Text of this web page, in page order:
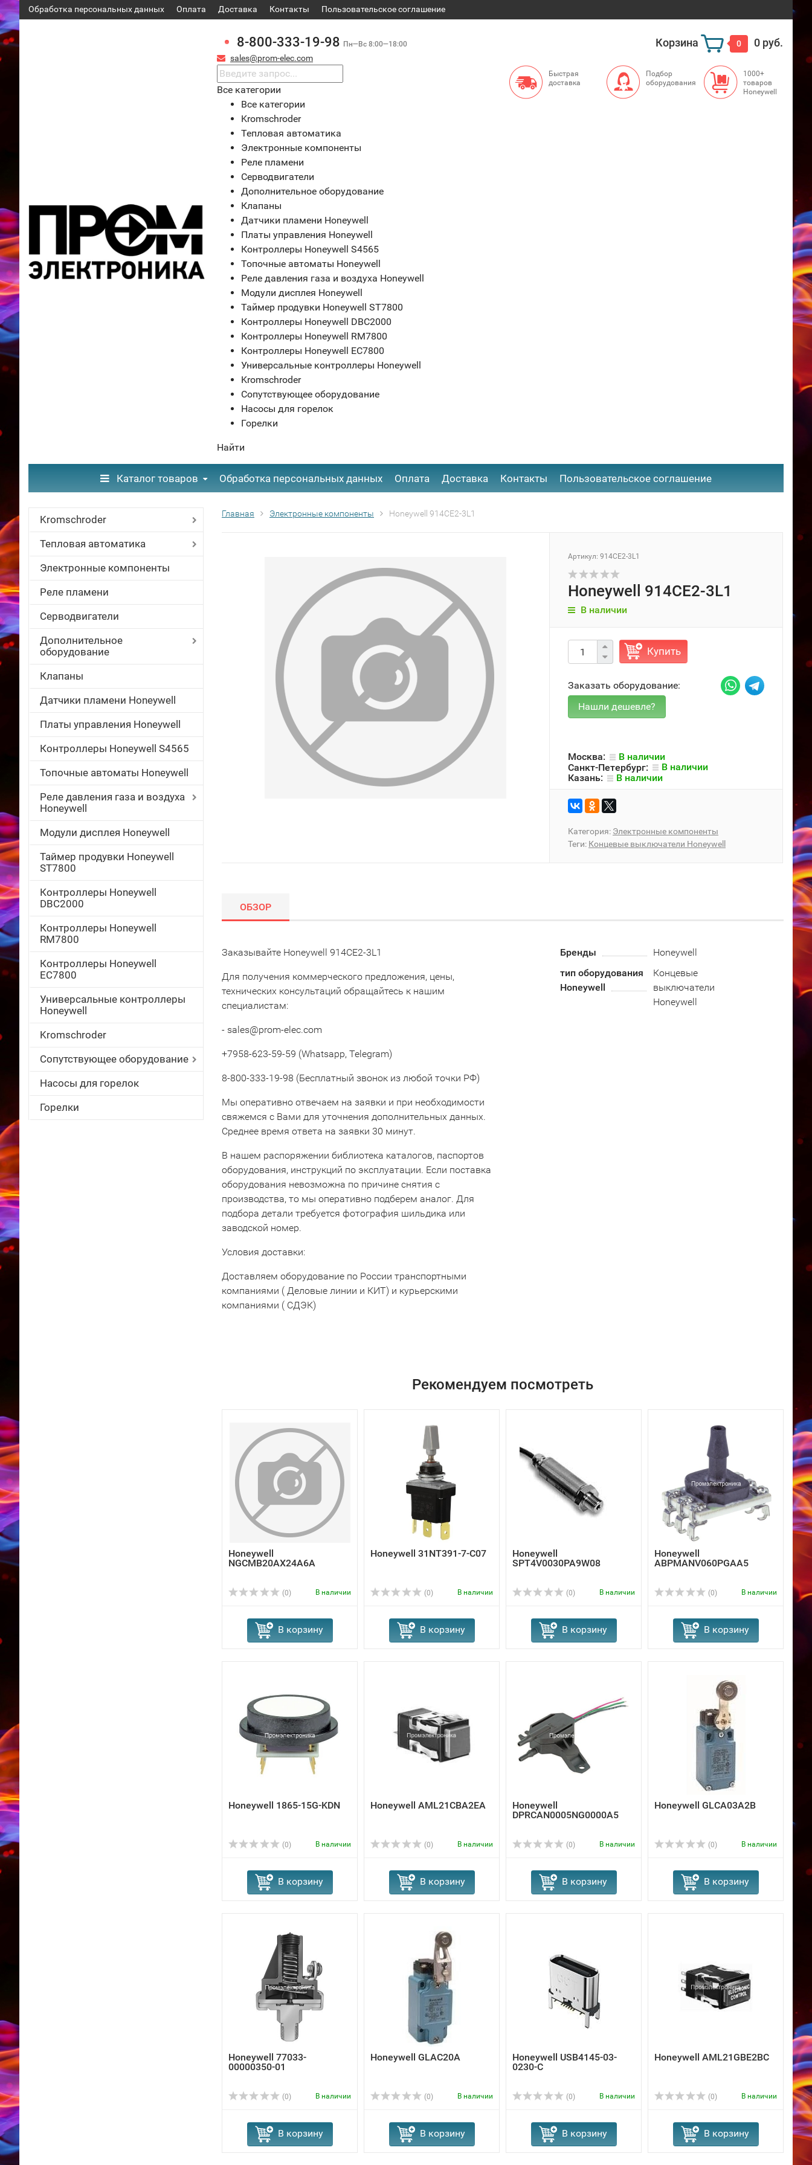
Обработка персональных данных Оплата Доставка Контакты ​Пользовательское соглашение
8-800-333-19-98 Пн—Вс 8:00—18:00
sales@prom-elec.com
Корзина 0 0 руб.
Все категории
Все категории
Kromschroder
Тепловая автоматика
Электронные компоненты
Реле пламени
Серводвигатели
Дополнительное оборудование
Клапаны
Датчики пламени Honeywell
Платы управления Honeywell
Контроллеры Honeywell S4565
Топочные автоматы Honeywell
Реле давления газа и воздуха Honeywell
Модули дисплея Honeywell
Таймер продувки Honeywell ST7800
Контроллеры Honeywell DBC2000
Контроллеры Honeywell RM7800
Контроллеры Honeywell EC7800
Универсальные контроллеры Honeywell
Kromschroder
Сопутствующее оборудование
Насосы для горелок
Горелки
Найти
Быстрая
доставка
Подбор
оборудования
1000+
товаров
Honeywell
Каталог товаров Обработка персональных данных Оплата Доставка Контакты ​Пользовательское соглашение
Kromschroder
Тепловая автоматика
Электронные компоненты
Реле пламени
Серводвигатели
Дополнительное
оборудование
Клапаны
Датчики пламени Honeywell
Платы управления Honeywell
Контроллеры Honeywell S4565
Топочные автоматы Honeywell
Реле давления газа и воздуха
Honeywell
Модули дисплея Honeywell
Таймер продувки Honeywell
ST7800
Контроллеры Honeywell
DBC2000
Контроллеры Honeywell
RM7800
Контроллеры Honeywell
EC7800
Универсальные контроллеры
Honeywell
Kromschroder
Сопутствующее оборудование
Насосы для горелок
Горелки
Главная Электронные компоненты Honeywell 914CE2-3L1
Артикул: 914CE2-3L1
Honeywell 914CE2-3L1
В наличии
Купить
Заказать оборудование:
Москва:
В наличии
Санкт-Петербург:
В наличии
Казань:
В наличии
Категория: Электронные компоненты
Теги: Концевые выключатели Honeywell
ОБЗОР
Заказывайте Honeywell 914CE2-3L1
Для получения коммерческого предложения, цены,
технических консультаций обращайтесь к нашим
специалистам:
- sales@prom-elec.com
+7958-623-59-59 (Whatsapp, Telegram)
8-800-333-19-98 (Бесплатный звонок из любой точки РФ)
Мы оперативно отвечаем на заявки и при необходимости
свяжемся с Вами для уточнения дополнительных данных.
Среднее время ответа на заявки 30 минут.
В нашем распоряжении библиотека каталогов, паспортов
оборудования, инструкций по эксплуатации. Если поставка
оборудования невозможна по причине снятия с
производства, то мы оперативно подберем аналог. Для
подбора детали требуется фотография шильдика или
заводской номер.
Условия доставки:
Доставляем оборудование по России транспортными
компаниями ( Деловые линии и КИТ) и курьерскими
компаниями ( СДЭК)
Бренды
Honeywell
тип оборудования
Honeywell
Концевые
выключатели
Honeywell
Рекомендуем посмотреть
Honeywell
NGCMB20AX24A6A
(0) В наличии
В корзину
Honeywell 31NT391-7-C07
(0) В наличии
В корзину
Honeywell
SPT4V0030PA9W08
(0) В наличии
В корзину
Honeywell
ABPMANV060PGAA5
(0) В наличии
В корзину
Honeywell 1865-15G-KDN
(0) В наличии
В корзину
Honeywell AML21CBA2EA
(0) В наличии
В корзину
Honeywell
DPRCAN0005NG0000A5
(0) В наличии
В корзину
Honeywell GLCA03A2B
(0) В наличии
В корзину
Honeywell 77033-
00000350-01
(0) В наличии
В корзину
Honeywell GLAC20A
(0) В наличии
В корзину
Honeywell USB4145-03-
0230-C
(0) В наличии
В корзину
Honeywell AML21GBE2BC
(0) В наличии
В корзину